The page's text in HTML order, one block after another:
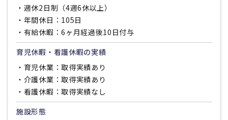
・週休2日制（4週6休以上）
・年間休日：105日
・有給休暇：6ヶ月経過後10日付与
育児休暇・看護休暇の実績
・育児休業：取得実績あり
・介護休業：取得実績あり
・看護休暇：取得実績なし
施設形態